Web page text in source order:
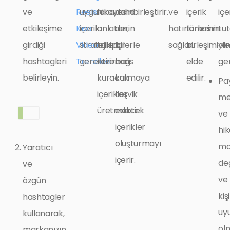
ve
etkileşime
girdiği
hashtagleri
belirleyin.
Yaratıcı
ve
özgün
hashtagler
kullanarak,
Reels:
Kısa
Video
Trendleri
uygulanan
içerik
stratejileri
gerektirir.
hikayesini
anlatan,
takipçilerle
rezonans
kuracak
içerikler
üretmektir.
daha
derin
bir
bağ
kurmaya
teşvik
edecek
içerikler
oluşturmayı
içerir.
birleştirir.ve
hatırlamasını
sağlar.
içerik
türlerinin
birleşimiyle
elde
edilir.
ve
ve